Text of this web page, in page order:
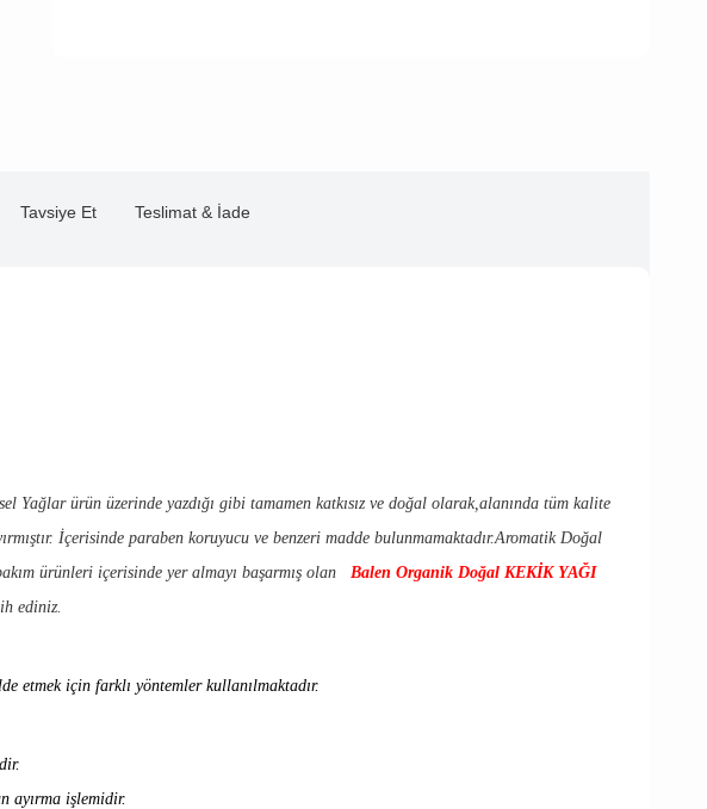
Tavsiye Et Teslimat & İade
ürün üzerinde yazdığı gibi tamamen katkısız ve doğal olarak,alanında tüm kalite
İçerisinde paraben koruyucu ve benzeri madde bulunmamaktadır.Aromatik Doğal
ürünleri içerisinde yer almayı başarmış olan Balen Organik Doğal KEKİK YAĞI
ediniz.
etmek için farklı yöntemler kullanılmaktadır.
ayırma işlemidir.